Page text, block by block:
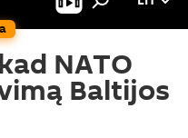
NATO
Baltijos